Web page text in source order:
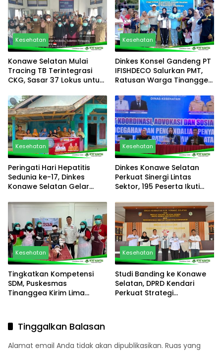
Kesehatan
Konawe Selatan Mulai
Tracing TB Terintegrasi
CKG, Sasar 37 Lokus untuk
Tuberkulosis
Kesehatan
Dinkes Konsel Gandeng PT
IFISHDECO Salurkan PMT,
Ratusan Warga Tinanggea
Kesehatan Gratis
Kesehatan
Peringati Hari Hepatitis
Sedunia ke-17, Dinkes
Konawe Selatan Gelar
Serentak di 26 Puskesmas
dan 1 Rumah Sakit
Kesehatan
Dinkes Konawe Selatan
Perkuat Sinergi Lintas
Sektor, 195 Peserta Ikuti
Pencegahan dan
Pengendalian Penyakit
Kesehatan
Tingkatkan Kompetensi
SDM, Puskesmas
Tinanggea Kirim Lima
Kesehatan
Studi Banding ke Konawe
Selatan, DPRD Kendari
Perkuat Strategi
Tinggalkan Balasan
Alamat email Anda tidak akan dipublikasikan. Ruas yang